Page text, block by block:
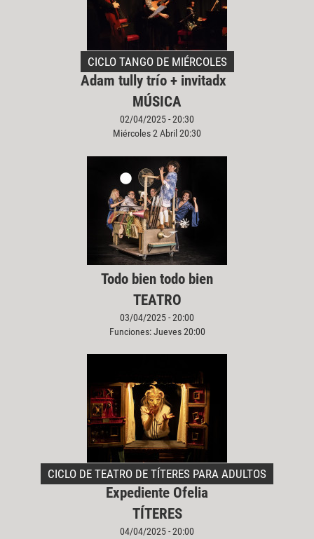
CICLO TANGO DE MIÉRCOLES
Adam tully trío + invitadx
MÚSICA
02/04/2025 - 20:30
Miércoles 2 Abril 20:30
Todo bien todo bien
TEATRO
03/04/2025 - 20:00
Funciones: Jueves 20:00
CICLO DE TEATRO DE TÍTERES PARA ADULTOS
Expediente Ofelia
TÍTERES
04/04/2025 - 20:00